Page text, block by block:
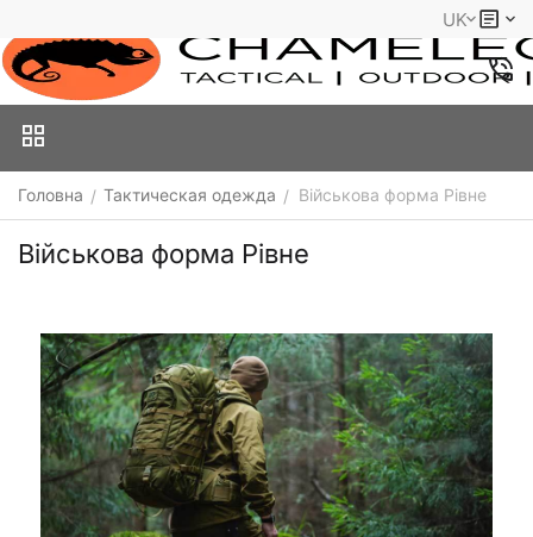
UK
Головна / Тактическая одежда / Військова форма Рівне
Військова форма Рівне